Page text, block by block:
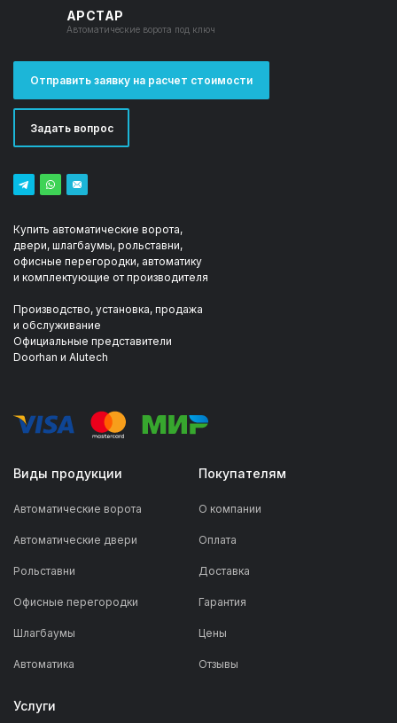
АРСТАР
Автоматические ворота под ключ
Отправить заявку на расчет стоимости
Задать вопрос
Купить автоматические ворота,
двери, шлагбаумы, рольставни,
офисные перегородки, автоматику
и комплектующие от производителя
Производство, установка, продажа
и обслуживание
Официальные представители
Doorhan и Alutech
Виды продукции
Автоматические ворота
Автоматические двери
Рольставни
Офисные перегородки
Шлагбаумы
Автоматика
Покупателям
О компании
Оплата
Доставка
Гарантия
Цены
Отзывы
Услуги